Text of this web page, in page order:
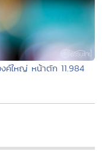
ค์ใหญ่ หน้าตัก 11.984